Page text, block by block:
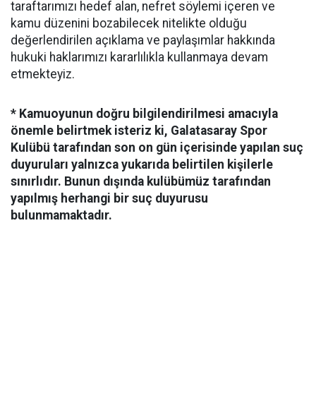
taraftarımızı hedef alan, nefret söylemi içeren ve
kamu düzenini bozabilecek nitelikte olduğu
değerlendirilen açıklama ve paylaşımlar hakkında
hukuki haklarımızı kararlılıkla kullanmaya devam
etmekteyiz.
* Kamuoyunun doğru bilgilendirilmesi amacıyla
önemle belirtmek isteriz ki, Galatasaray Spor
Kulübü tarafından son on gün içerisinde yapılan suç
duyuruları yalnızca yukarıda belirtilen kişilerle
sınırlıdır. Bunun dışında kulübümüz tarafından
yapılmış herhangi bir suç duyurusu
bulunmamaktadır.